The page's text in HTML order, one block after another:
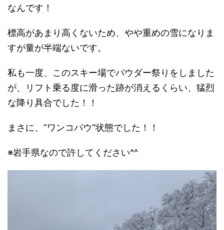
なんです！
標高があまり高くないため、 やや重めの雪になりま
すが量が半端ないです。
私も一度、このスキー場でパウダー祭りをしました
が、リフト乗る度に滑った跡が消えるくらい、猛烈
な降り具合でした！！
まさに、 ”ワンコパウ”状態でした！！
※岩手県なので許してください^^